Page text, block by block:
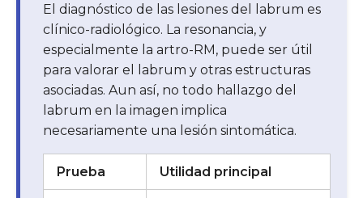
El diagnóstico de las lesiones del labrum es
clínico-radiológico. La resonancia, y
especialmente la artro-RM, puede ser útil
para valorar el labrum y otras estructuras
asociadas. Aun así, no todo hallazgo del
labrum en la imagen implica
necesariamente una lesión sintomática.
Prueba Utilidad principal